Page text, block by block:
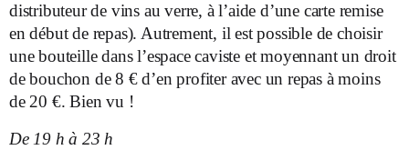
distributeur de vins au verre, à l’aide d’une carte remise
en début de repas). Autrement, il est possible de choisir
une bouteille dans l’espace caviste et moyennant un droit
de bouchon de 8 € d’en profiter avec un repas à moins
de 20 €. Bien vu !
De 19 h à 23 h